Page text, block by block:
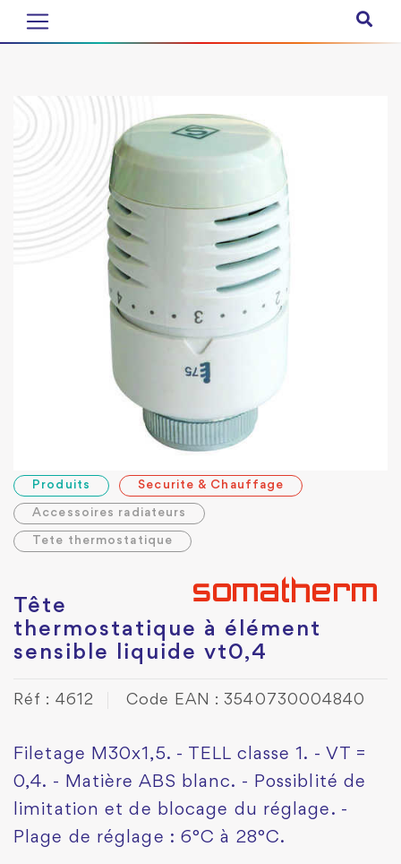
Produits Securite & Chauffage
Accessoires radiateurs
Tete thermostatique
Tête
thermostatique à élément
sensible liquide vt0,4
Réf : 4612 Code EAN : 3540730004840
Filetage M30x1,5. - TELL classe 1. - VT =
0,4. - Matière ABS blanc. - Possiblité de
limitation et de blocage du réglage. -
Plage de réglage : 6°C à 28°C.